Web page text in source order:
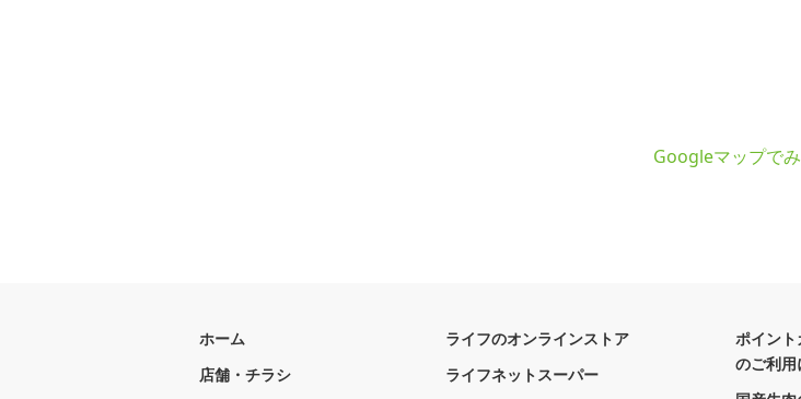
Googleマップで
ホーム
店舗・チラシ
ライフのオンラインストア
ライフネットスーパー
ポイン
のご利用